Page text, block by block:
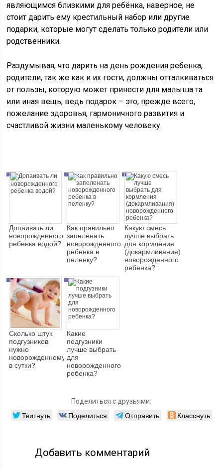
являющимся близкими для ребёнка, наверное, не
стоит дарить ему крестильный набор или другие
подарки, которые могут сделать только родители или
родственники.
Раздумывая, что дарить на день рождения ребенка,
родители, так же как и их гости, должны отталкиваться
от пользы, которую может принести для малыша та
или иная вещь, ведь подарок – это, прежде всего,
пожелание здоровья, гармоничного развития и
счастливой жизни маленькому человеку.
Допаивать ли
новорожденного
ребенка водой?
Как правильно
запеленать
новорожденного
ребенка в
пеленку?
Какую смесь
лучше выбрать
для кормления
(докармливания)
новорожденного
ребенка?
Сколько штук
подгузников
нужно
новорожденному
в сутки?
Какие
подгузники
лучше выбрать
для
новорожденного
ребенка?
Поделиться с друзьями:
Твитнуть Поделиться Отправить Класснуть
Добавить комментарий